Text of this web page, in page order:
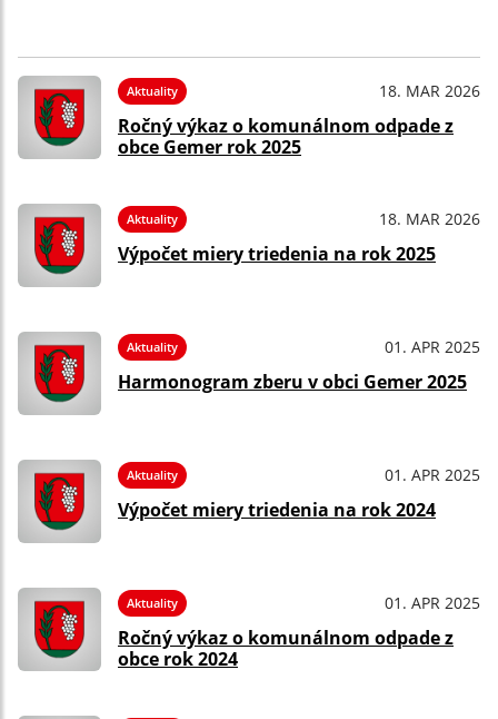
Aktuality 18. MAR 2026
Ročný výkaz o komunálnom odpade z
obce Gemer rok 2025
Aktuality 18. MAR 2026
Výpočet miery triedenia na rok 2025
Aktuality 01. APR 2025
Harmonogram zberu v obci Gemer 2025
Aktuality 01. APR 2025
Výpočet miery triedenia na rok 2024
Aktuality 01. APR 2025
Ročný výkaz o komunálnom odpade z
obce rok 2024